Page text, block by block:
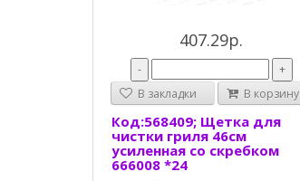
407.29р.
-
+
В закладки
В корзину
Код:568409; Щетка для
чистки гриля 46см
усиленная со скребком
666008 *24